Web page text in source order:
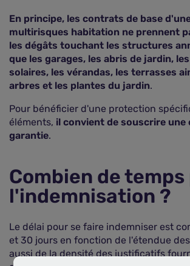
En principe, les contrats de base
multirisques habitation ne prennent
les dégâts touchant les structures
que les garages, les abris de jardin,
solaires, les vérandas, les terrasses
arbres et les plantes du jardin.
Pour bénéficier d'une protection
éléments, il convient de souscrire une
garantie.
Combien de
l'indemnisation ?
Le délai pour se faire indemniser est
et 30 jours en fonction de l'étendue
aussi de la densité des justificatifs